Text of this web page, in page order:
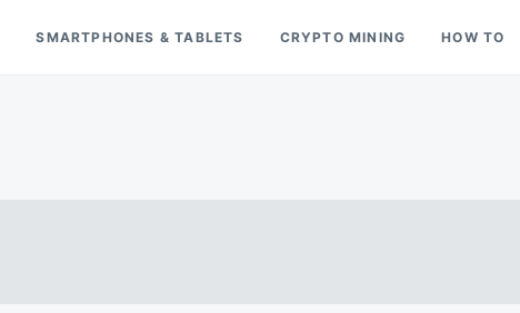
SMARTPHONES & TABLETS CRYPTO MINING HOW TO